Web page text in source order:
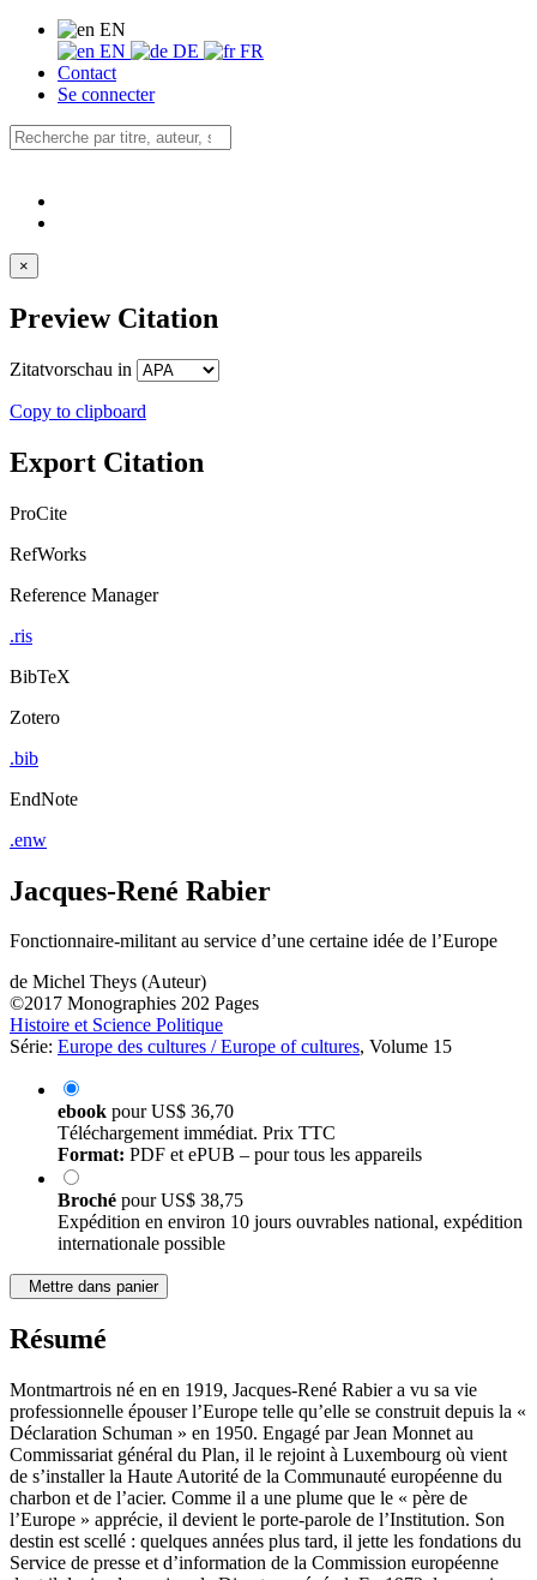
EN
EN
DE
FR
Contact
Se connecter
×
Preview Citation
Zitatvorschau in
Copy to clipboard
Export Citation
ProCite
RefWorks
Reference Manager
.ris
BibTeX
Zotero
.bib
EndNote
.enw
Jacques-René Rabier
Fonctionnaire-militant au service d’une certaine idée de l’Europe
de Michel Theys (Auteur)
©2017 Monographies 202 Pages
Histoire et Science Politique
Série: Europe des cultures / Europe of cultures, Volume 15
ebook pourUS$ 36,70
Téléchargement immédiat. Prix TTC
Format: PDF et ePUB – pour tous les appareils
Broché pourUS$ 38,75
Expédition en environ 10 jours ouvrables national, expédition
internationale possible
Mettre dans panier
Résumé
Montmartrois né en en 1919, Jacques-René Rabier a vu sa vie
professionnelle épouser l’Europe telle qu’elle se construit depuis la «
Déclaration Schuman » en 1950. Engagé par Jean Monnet au
Commissariat général du Plan, il le rejoint à Luxembourg où vient
de s’installer la Haute Autorité de la Communauté européenne du
charbon et de l’acier. Comme il a une plume que le « père de
l’Europe » apprécie, il devient le porte-parole de l’Institution. Son
destin est scellé : quelques années plus tard, il jette les fondations du
Service de presse et d’information de la Commission européenne